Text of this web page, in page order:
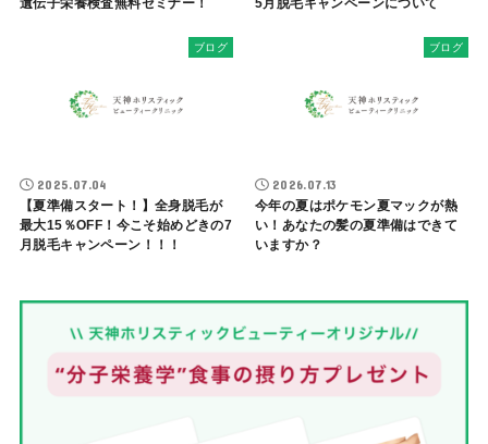
遺伝子栄養検査無料セミナー！ 5月脱毛キャンペーンについて
ブログ
2025.07.04
【夏準備スタート！】全身脱毛が
最大15％OFF！今こそ始めどきの7
月脱毛キャンペーン！！！
ブログ
2026.07.13
今年の夏はポケモン夏マックが熱
い！あなたの髪の夏準備はできて
いますか？